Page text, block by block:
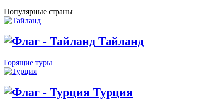
Популярные страны
Тайланд
Горящие туры
Турция